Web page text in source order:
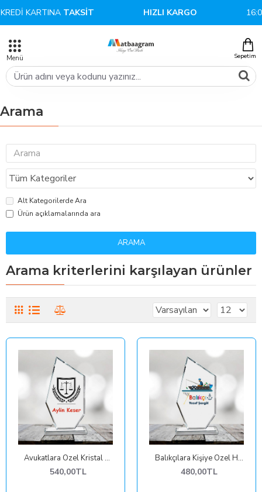
KARTINATAKSİT HIZLI KARGO
Arama
Alt Kategorilerde Ara
Ürün açıklamalarında ara
ARAMA
Arama kriterlerini karşılayan ürünler
Avukatlara Özel Kristal Plaket
540,00TL
Balıkçılara Kişiye Özel Hediye Plaket
480,00TL